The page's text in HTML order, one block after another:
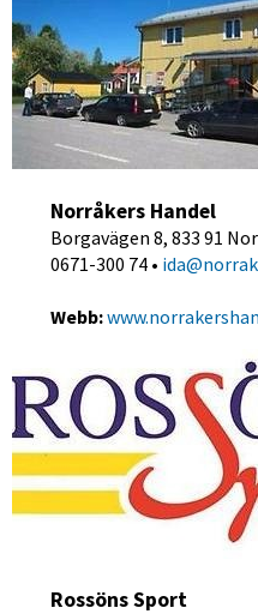
Norråkers Handel
Borgavägen 8, 833 91
0671-300 74 •
Webb:
Rossöns Sport